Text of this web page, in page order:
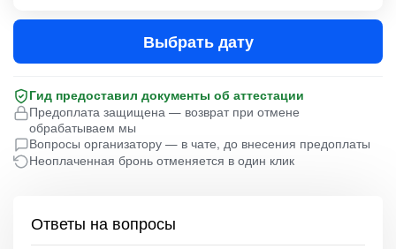
Выбрать дату
Гид предоставил документы об аттестации
Предоплата защищена — возврат при отмене
обрабатываем мы
Вопросы организатору — в чате, до внесения предоплаты
Неоплаченная бронь отменяется в один клик
Ответы на вопросы